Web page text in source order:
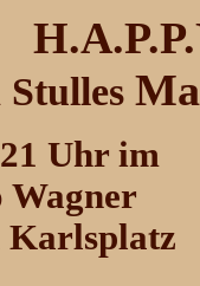
Uhr im
Karlsplatz